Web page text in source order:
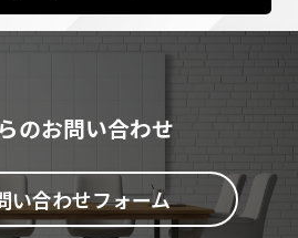
のお問い合わせ
い合わせフォーム